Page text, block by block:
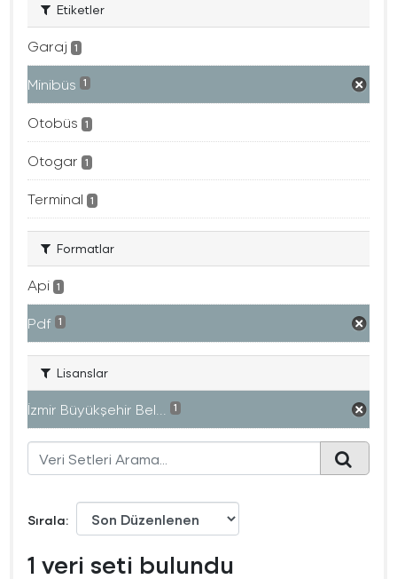
Etiketler
Garaj 1
Minibüs 1
Otobüs 1
Otogar 1
Terminal 1
Formatlar
Api 1
Pdf 1
Lisanslar
İzmir Büyükşehir Bel... 1
Sırala
1 veri seti bulundu